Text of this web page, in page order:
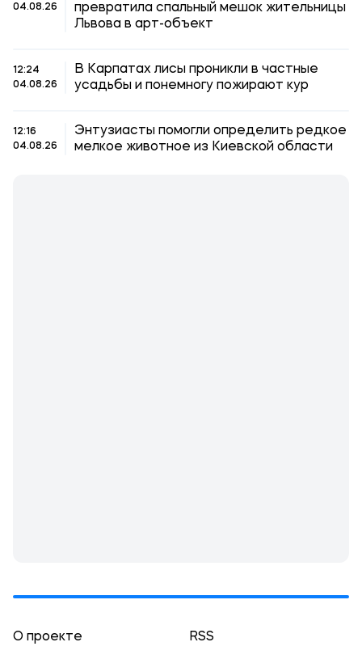
04.08.26
превратила спальный мешок жительницы
Львова в арт-объект
12:24
04.08.26
В Карпатах лисы проникли в частные
усадьбы и понемногу пожирают кур
12:16
04.08.26
Энтузиасты помогли определить редкое
мелкое животное из Киевской области
О проекте RSS